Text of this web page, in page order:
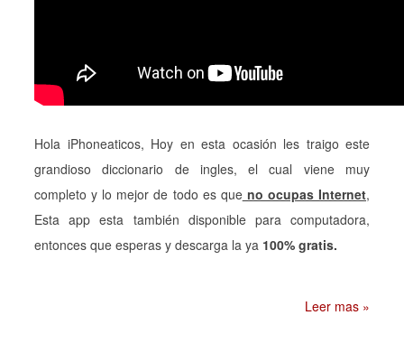
Hola iPhoneaticos, Hoy en esta ocasión les traigo este
grandioso diccionario de ingles, el cual viene muy
completo y lo mejor de todo es queno ocupas Internet,
Esta app esta también disponible para computadora,
entonces que esperas y descarga la ya 100% gratis.
Leer mas »